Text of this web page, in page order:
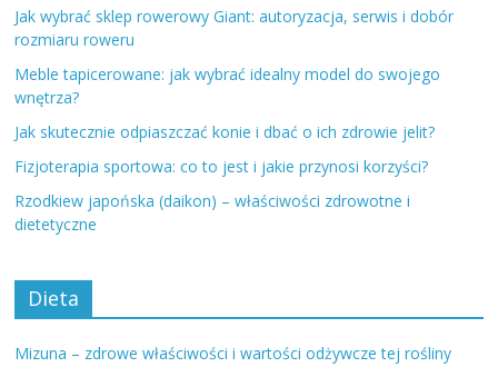
Jak wybrać sklep rowerowy Giant: autoryzacja, serwis i dobór
rozmiaru roweru
Meble tapicerowane: jak wybrać idealny model do swojego
wnętrza?
Jak skutecznie odpiaszczać konie i dbać o ich zdrowie jelit?
Fizjoterapia sportowa: co to jest i jakie przynosi korzyści?
Rzodkiew japońska (daikon) – właściwości zdrowotne i
dietetyczne
Dieta
Mizuna – zdrowe właściwości i wartości odżywcze tej rośliny